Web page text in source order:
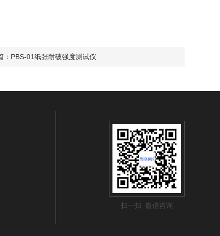
： PBS-01纸张耐破强度测试仪
扫一扫 微信咨询